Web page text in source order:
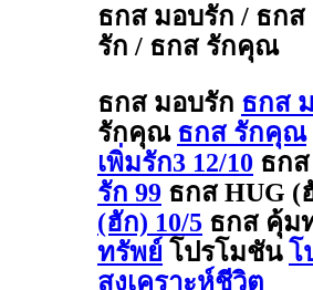
ธกส มอบรัก / ธกส
รัก / ธกส รักคุณ
ธกส มอบรัก ธกส
รักคุณ ธกส รักคุณ
เพิ่มรัก3 12/10 ธก
รัก 99 ธกส HUG (
(ฮัก) 10/5 ธกส คุ้ม
ทรัพย์ โปรโมชัน โ
สงเคราะห์ชีวิต